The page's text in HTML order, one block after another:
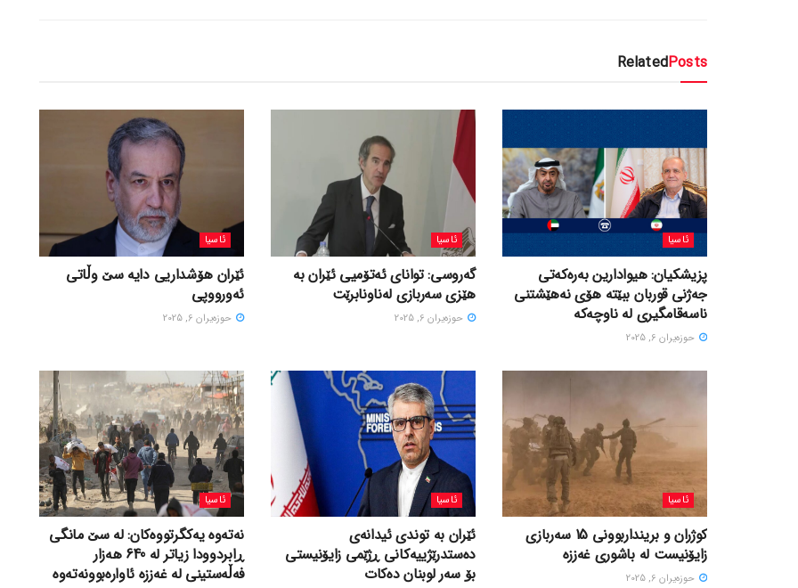
RelatedPosts
ئاسیا
پزیشکیان: هیوادارین بەرەکەتی
جەژنی قوربان ببێتە هۆی نەهێشتنی
ناسەقامگیری لە ناوچەکە
حوزه‌یران 6, 2025
ئاسیا
گەروسی: توانای ئەتۆمیی ئێران بە
هێزی سەربازی لەناونابرێت
حوزه‌یران 6, 2025
ئاسیا
ئێران هۆشداریی دایە سێ وڵاتی
ئەورووپی
حوزه‌یران 6, 2025
ئاسیا
کوژران و برینداربوونی 15 سەربازی
زایۆنیست لە باشوری غەززە
حوزه‌یران 6, 2025
ئاسیا
ئێران بە توندی ئیدانەی
دەستدرێژییەکانی ڕژێمی زایۆنیستی
بۆ سەر لوبنان دەکات
ئاسیا
نەتەوە یەکگرتووەکان: لە سێ مانگی
ڕابردوودا زیاتر لە 640 هەزار
فەڵەستینی لە غەززە ئاوارەبوونەتەوە